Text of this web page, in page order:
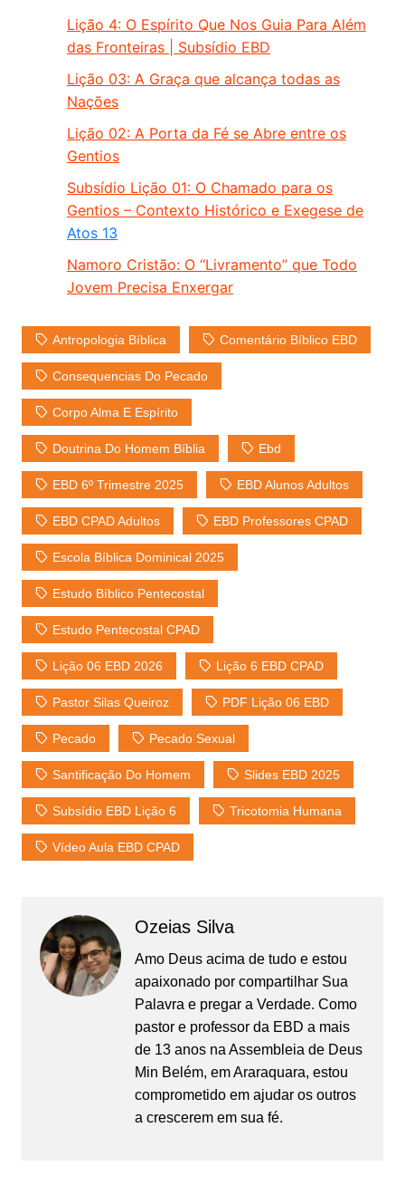
Lição 4: O Espírito Que Nos Guia Para Além
das Fronteiras | Subsídio EBD
Lição 03: A Graça que alcança todas as
Nações
Lição 02: A Porta da Fé se Abre entre os
Gentios
Subsídio Lição 01: O Chamado para os
Gentios – Contexto Histórico e Exegese de
Atos 13
Namoro Cristão: O “Livramento” que Todo
Jovem Precisa Enxergar
Antropologia Bíblica Comentário Bíblico EBD
Consequencias Do Pecado
Corpo Alma E Espírito
Doutrina Do Homem Bíblia Ebd
EBD 6º Trimestre 2025 EBD Alunos Adultos
EBD CPAD Adultos EBD Professores CPAD
Escola Bíblica Dominical 2025
Estudo Bíblico Pentecostal
Estudo Pentecostal CPAD
Lição 06 EBD 2026 Lição 6 EBD CPAD
Pastor Silas Queiroz PDF Lição 06 EBD
Pecado Pecado Sexual
Santificação Do Homem Slides EBD 2025
Subsídio EBD Lição 6 Tricotomia Humana
Vídeo Aula EBD CPAD
Ozeias Silva
Amo Deus acima de tudo e estou
apaixonado por compartilhar Sua
Palavra e pregar a Verdade. Como
pastor e professor da EBD a mais
de 13 anos na Assembleia de Deus
Min Belém, em Araraquara, estou
comprometido em ajudar os outros
a crescerem em sua fé.